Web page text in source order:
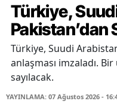
Türkiye,
Pakistan’dan
Türkiye, Suudi
anlaşması imzaladı. Bir
sayılacak.
YAYINLAMA: 07 Ağustos 2026 -